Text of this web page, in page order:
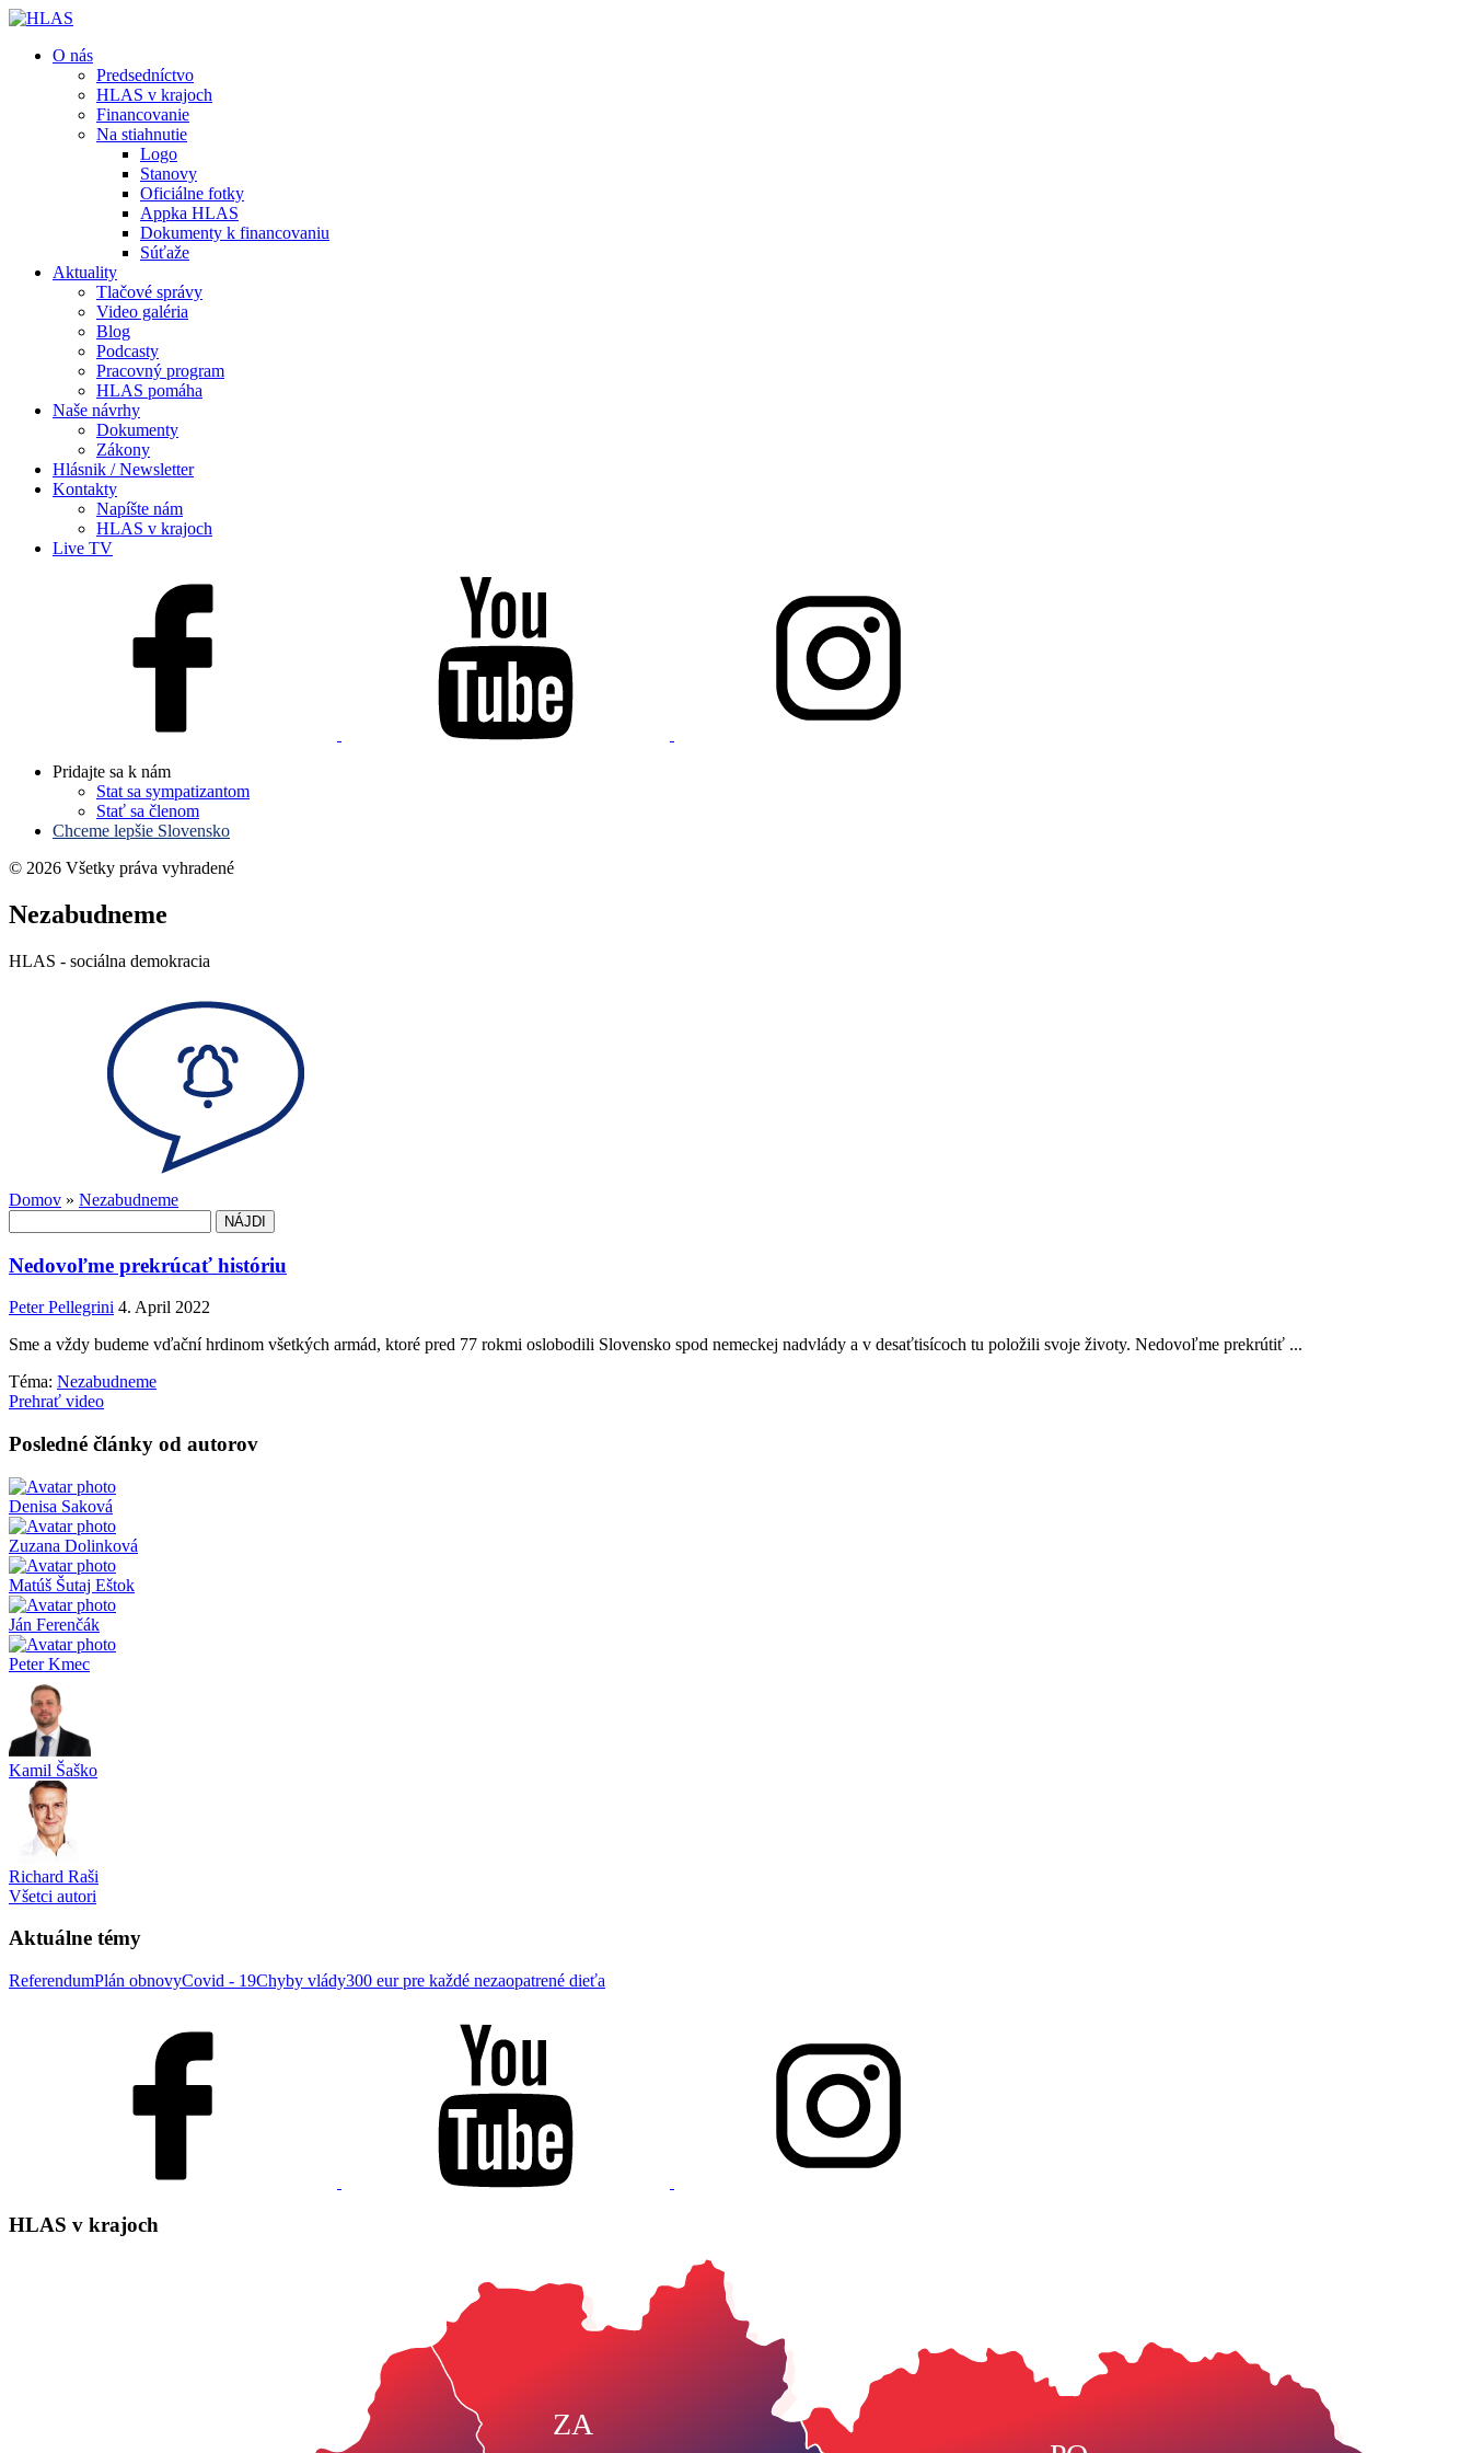
O nás
Predsedníctvo
HLAS v krajoch
Financovanie
Na stiahnutie
Logo
Stanovy
Oficiálne fotky
Appka HLAS
Dokumenty k financovaniu
Súťaže
Aktuality
Tlačové správy
Video galéria
Blog
Podcasty
Pracovný program
HLAS pomáha
Naše návrhy
Dokumenty
Zákony
Hlásnik / Newsletter
Kontakty
Napíšte nám
HLAS v krajoch
Live TV
Pridajte sa k nám
Stat sa sympatizantom
Stať sa členom
Chceme lepšie Slovensko
© 2026 Všetky práva vyhradené
Nezabudneme
HLAS - sociálna demokracia
Domov » Nezabudneme
Nedovoľme prekrúcať históriu
Peter Pellegrini 4. April 2022
Sme a vždy budeme vďační hrdinom všetkých armád, ktoré pred 77 rokmi oslobodili Slovensko spod nemeckej nadvlády a v desaťtisícoch tu položili svoje životy. Nedovoľme prekrútiť ...
Téma: Nezabudneme
Prehrať video
Posledné články od autorov
Denisa Saková
Zuzana Dolinková
Matúš Šutaj Eštok
Ján Ferenčák
Peter Kmec
Kamil Šaško
Richard Raši
Všetci autori
Aktuálne témy
ReferendumPlán obnovyCovid - 19Chyby vlády300 eur pre každé nezaopatrené dieťa
HLAS v krajoch
ZA